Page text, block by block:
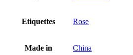
Etiquettes Rose
Made in China